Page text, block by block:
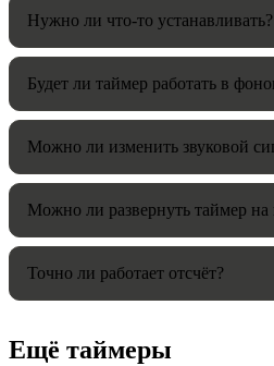
Громкость:
Нужно ли что-то устанавливать?
Будет ли таймер работать в
Можно ли изменить звуковой
Можно ли развернуть таймер на
Точно ли работает отсчёт?
Ещё таймеры